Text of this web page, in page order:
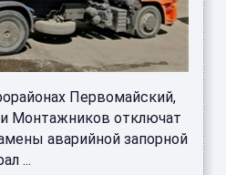
Первомайский,
Монтажников отключат
аварийной запорной
...